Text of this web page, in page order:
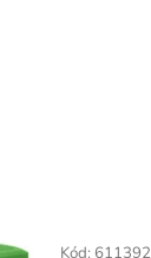
Kód: 611392